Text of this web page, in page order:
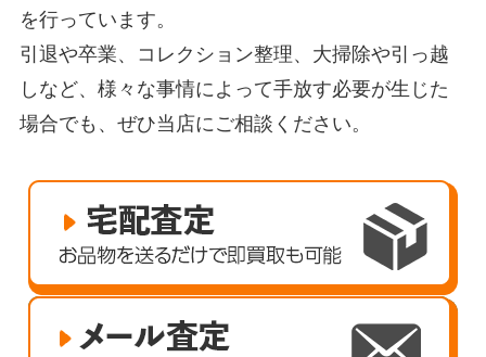
を行っています。
引退や卒業、コレクション整理、大掃除や引っ越
しなど、様々な事情によって手放す必要が生じた
場合でも、ぜひ当店にご相談ください。